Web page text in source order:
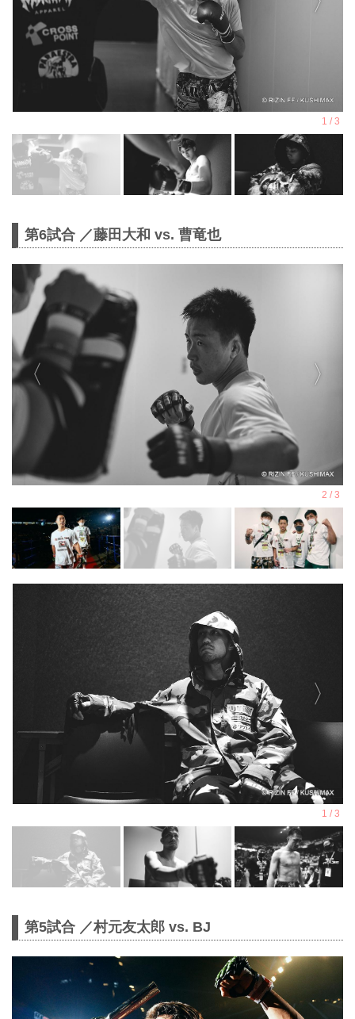
第6試合 ／藤田大和 vs. 曹竜也
第5試合 ／村元友太郎 vs. BJ